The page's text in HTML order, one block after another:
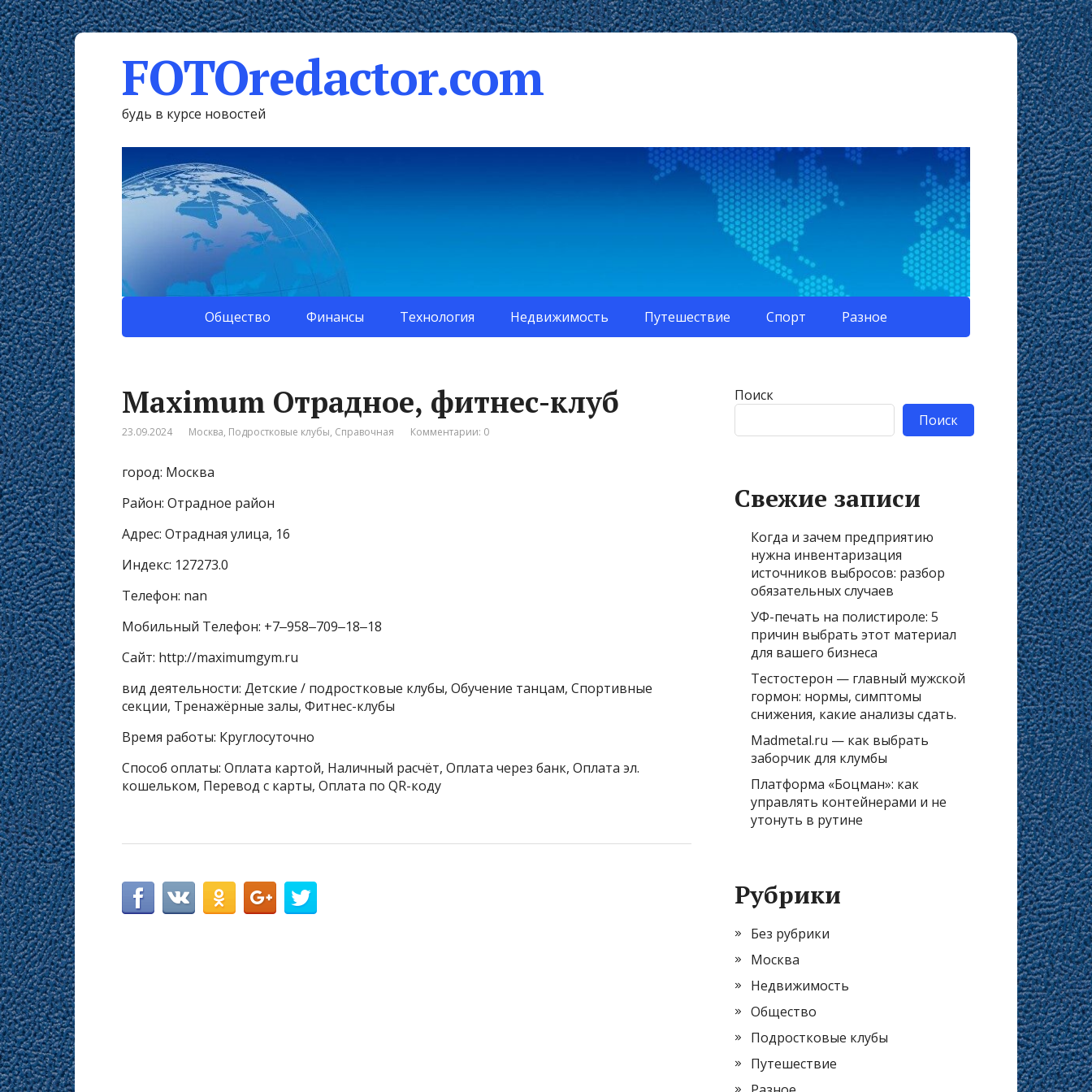
FOTOredactor.com
будь в курсе новостей
Общество Финансы Технология Недвижимость Путешествие Спорт Разное
Maximum Отрадное, фитнес-клуб
23.09.2024 Москва, Подростковые клубы, Справочная Комментарии: 0
город: Москва
Район: Отрадное район
Адрес: Отрадная улица, 16
Индекс: 127273.0
Телефон: nan
Мобильный Телефон: +7‒958‒709‒18‒18
Сайт: http://maximumgym.ru
вид деятельности: Детские / подростковые клубы, Обучение танцам, Спортивные
секции, Тренажёрные залы, Фитнес-клубы
Время работы: Круглосуточно
Способ оплаты: Оплата картой, Наличный расчёт, Оплата через банк, Оплата эл.
кошельком, Перевод с карты, Оплата по QR-коду
Поиск
Поиск
Свежие записи
Когда и зачем предприятию
нужна инвентаризация
источников выбросов: разбор
обязательных случаев
УФ-печать на полистироле: 5
причин выбрать этот материал
для вашего бизнеса
Тестостерон — главный мужской
гормон: нормы, симптомы
снижения, какие анализы сдать.
Madmetal.ru — как выбрать
заборчик для клумбы
Платформа «Боцман»: как
управлять контейнерами и не
утонуть в рутине
Рубрики
Без рубрики
Москва
Недвижимость
Общество
Подростковые клубы
Путешествие